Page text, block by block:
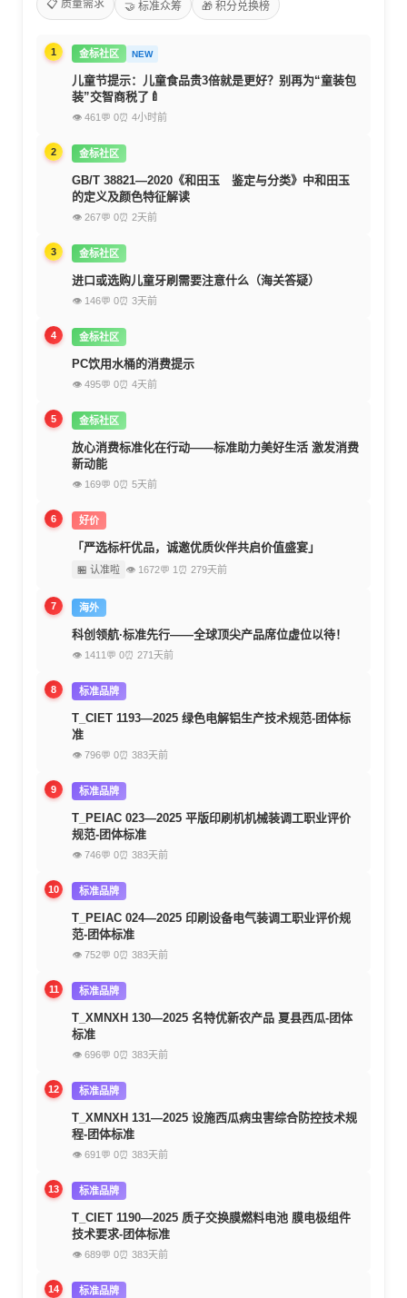
📋 质量需求 🤝 标准众筹 🎁 积分兑换榜
1 金标社区 NEW
儿童节提示：儿童食品贵3倍就是更好？别再为“童装包
装”交智商税了🍼
👁 461 💬 0⏰ 4小时前
2 金标社区
GB/T 38821—2020《和田玉 鉴定与分类》中和田玉
的定义及颜色特征解读
👁 267💬 0⏰ 2天前
3 金标社区
进口或选购儿童牙刷需要注意什么（海关答疑）
👁 146💬 0⏰ 3天前
4 金标社区
PC饮用水桶的消费提示
👁 495💬 0⏰ 4天前
5 金标社区
放心消费标准化在行动——标准助力美好生活 激发消费
新动能
👁 169💬 0⏰ 5天前
6 好价
「严选标杆优品，诚邀优质伙伴共启价值盛宴」
🏪 认准啦 👁 1672💬 1 ⏰ 279天前
7 海外
科创领航·标准先行——全球顶尖产品席位虚位以待！
👁 1411 💬 0⏰ 271天前
8 标准品牌
T_CIET 1193—2025 绿色电解铝生产技术规范-团体标
准
👁 796💬 0⏰ 383天前
9 标准品牌
T_PEIAC 023—2025 平版印刷机机械装调工职业评价
规范-团体标准
👁 746💬 0⏰ 383天前
10 标准品牌
T_PEIAC 024—2025 印刷设备电气装调工职业评价规
范-团体标准
👁 752💬 0⏰ 383天前
11 标准品牌
T_XMNXH 130—2025 名特优新农产品 夏县西瓜-团体
标准
👁 696💬 0⏰ 383天前
12 标准品牌
T_XMNXH 131—2025 设施西瓜病虫害综合防控技术规
程-团体标准
👁 691 💬 0⏰ 383天前
13 标准品牌
T_CIET 1190—2025 质子交换膜燃料电池 膜电极组件
技术要求-团体标准
👁 689💬 0⏰ 383天前
14 标准品牌